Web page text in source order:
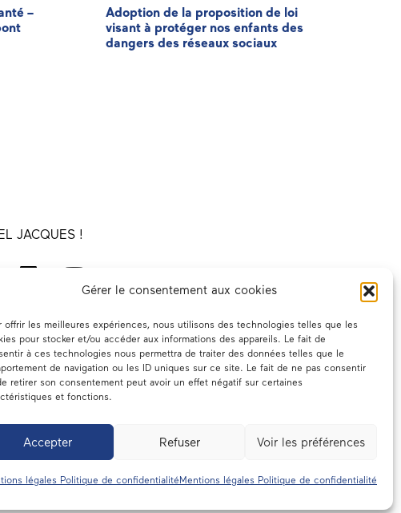
Gérer le consentement aux cookies
offrir les meilleures expériences, nous utilisons des technologies telles que les
pour stocker et/ou accéder aux informations des appareils. Le fait de
à ces technologies nous permettra de traiter des données telles que le
de navigation ou les ID uniques sur ce site. Le fait de ne pas consentir
retirer son consentement peut avoir un effet négatif sur certaines
et fonctions.
Accepter Refuser Voir les préférences
légales Politique de confidentialitéMentions légales Politique de confidentialité
–
Adoption de la proposition de loi
visant à protéger nos enfants des
dangers des réseaux sociaux
JACQUES !
l’assemblée Contact